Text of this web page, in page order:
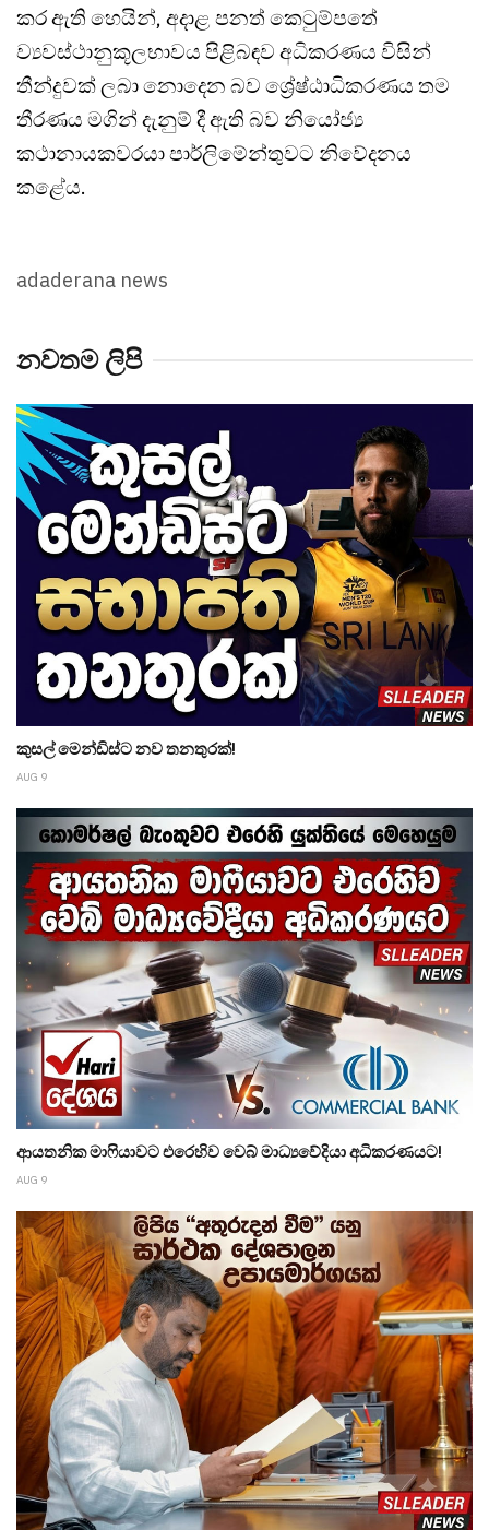
කර ඇති හෙයින්, අදාළ පනත් කෙටුම්පතේ
ව්‍යවස්ථානුකූලභාවය පිළිබඳව අධිකරණය විසින්
තීන්දුවක් ලබා නොදෙන බව ශ්‍රේෂ්ඨාධිකරණය තම
තීරණය මගින් දැනුම් දී ඇති බව නියෝජ්‍ය
කථානායකවරයා පාර්ලිමේන්තුවට නිවේදනය
කළේය.
adaderana news
නවතම ලිපි
කුසල් මෙන්ඩිස්ට නව තනතුරක්!
AUG 9
ආයතනික මාෆියාවට එරෙහිව වෙබ් මාධ්‍යවේදියා අධිකරණයට!
AUG 9